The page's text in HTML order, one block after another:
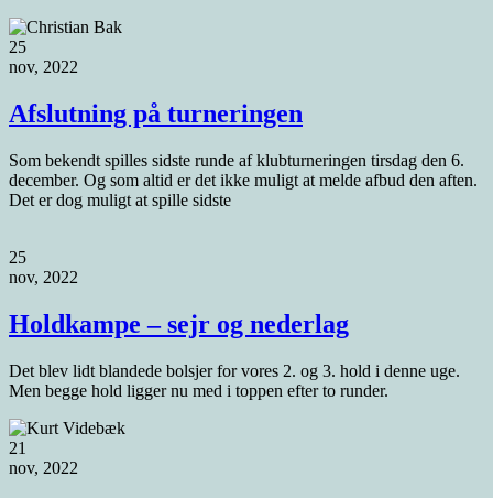
25
nov, 2022
Afslutning på turneringen
Som bekendt spilles sidste runde af klubturneringen tirsdag den 6.
december. Og som altid er det ikke muligt at melde afbud den aften.
Det er dog muligt at spille sidste
25
nov, 2022
Holdkampe – sejr og nederlag
Det blev lidt blandede bolsjer for vores 2. og 3. hold i denne uge.
Men begge hold ligger nu med i toppen efter to runder.
21
nov, 2022